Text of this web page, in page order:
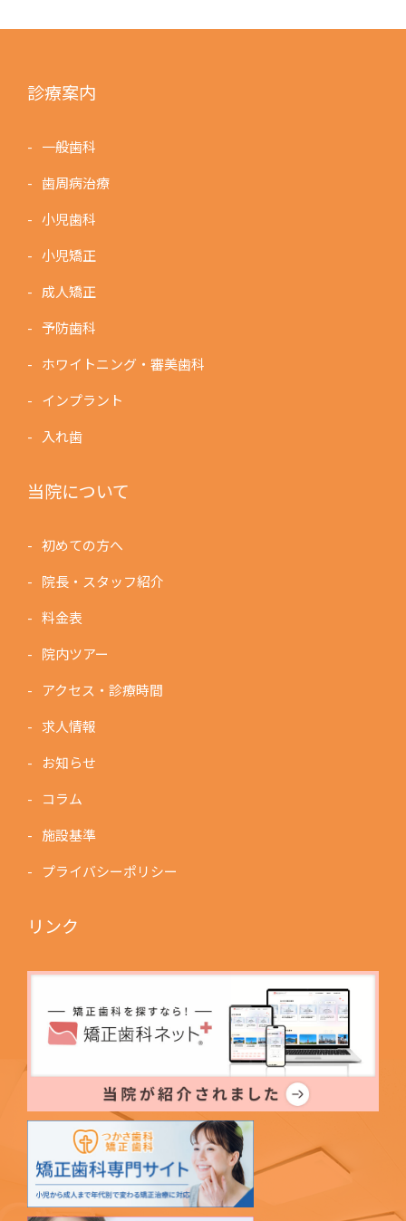
診療案内
一般歯科
歯周病治療
小児歯科
小児矯正
成人矯正
予防歯科
ホワイトニング・審美歯科
インプラント
入れ歯
当院について
初めての方へ
院長・スタッフ紹介
料金表
院内ツアー
アクセス・診療時間
求人情報
お知らせ
コラム
施設基準
プライバシーポリシー
リンク